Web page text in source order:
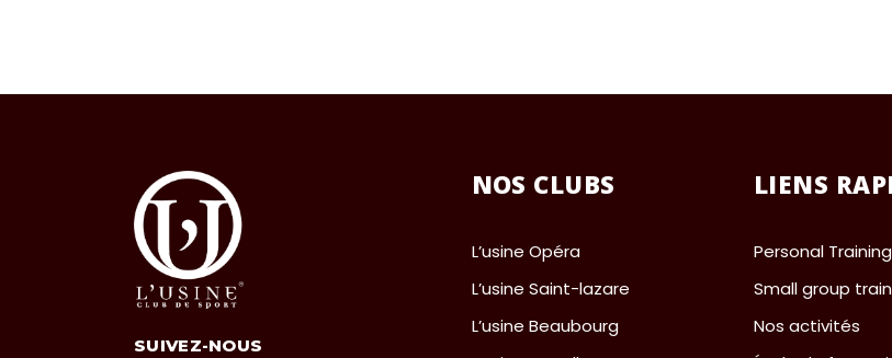
SUIVEZ-NOUS
NOS CLUBS
L’usine Opéra
L’usine Saint-lazare
L’usine Beaubourg
LIENS
Personal Training
Small group
Nos activités